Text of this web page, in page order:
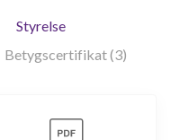
Styrelse
Betygscertifikat (3)